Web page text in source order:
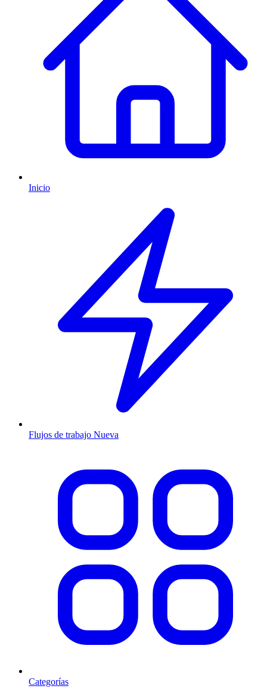
Inicio
Flujos de trabajo Nueva
Categorías